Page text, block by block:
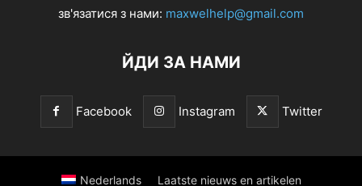
зв'язатися з нами: maxwelhelp@gmail.com
ЙДИ ЗА НАМИ
Facebook Instagram Twitter
Nederlands Laatste nieuws en artikelen